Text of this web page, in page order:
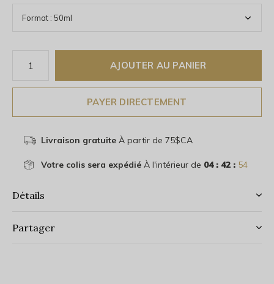
AJOUTER AU PANIER
PAYER DIRECTEMENT
Livraison gratuiteÀ partir de 75$CA
Votre colis sera expédiéÀ l'intérieur de 04 : 42 : 53
Détails
Partager